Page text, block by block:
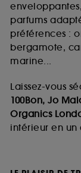
parfums
préférences :
bergamote,
marine...
Laissez-vous
100Bon, Jo
Organics
intérieur en